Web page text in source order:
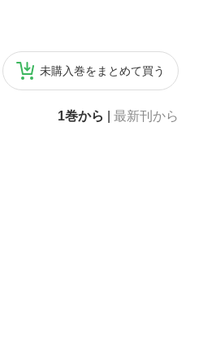
未購入巻をまとめて買う
1巻から 最新刊から